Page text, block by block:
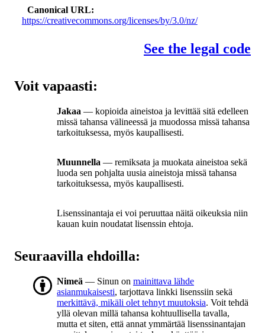
Canonical URL
https://creativecommons.org/licenses/by/3.0/nz/
See the legal code
Voit vapaasti:
Jakaa — kopioida aineistoa ja levittää sitä edelleen
missä tahansa välineessä ja muodossa missä tahansa
tarkoituksessa, myös kaupallisesti.
Muunnella — remiksata ja muokata aineistoa sekä
luoda sen pohjalta uusia aineistoja missä tahansa
tarkoituksessa, myös kaupallisesti.
Lisenssinantaja ei voi peruuttaa näitä oikeuksia niin
kauan kuin noudatat lisenssin ehtoja.
Seuraavilla ehdoilla:
Nimeä — Sinun on mainittava lähde
asianmukaisesti, tarjottava linkki lisenssiin sekä
merkittävä, mikäli olet tehnyt muutoksia. Voit tehdä
yllä olevan millä tahansa kohtuullisella tavalla,
mutta et siten, että annat ymmärtää lisenssinantajan